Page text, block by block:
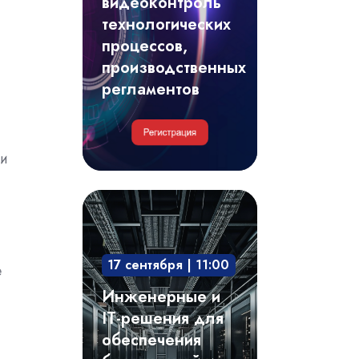
регламентов
технологических
процессов,
производственных
регламентов
Инженерные
и
IT-
решения
для
обеспечения
безотказной
17 сентября | 11:00
Инженерные и
IT-решения для
обеспечения